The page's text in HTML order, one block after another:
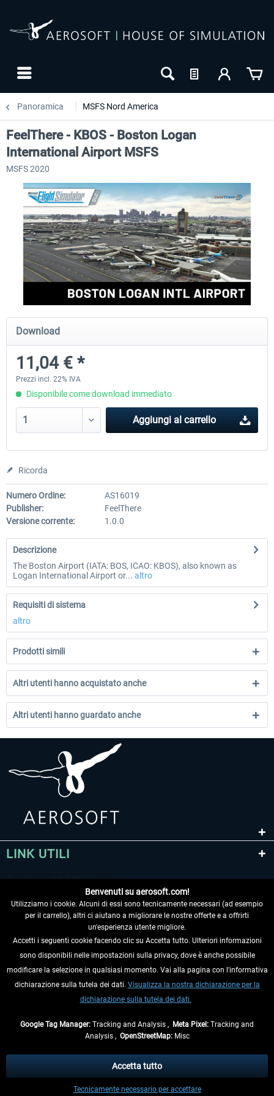
Panoramica MSFS Nord America
9,22 € *
FeelThere - KBOS - Boston Logan
International Airport MSFS
MSFS 2020
Download
11,04 € *
Prezzi incl. 22% IVA
Disponibile come download immediato
Aggiungi al carrello
Ricorda
Numero Ordine:
AS16019
Publisher:
FeelThere
Versione corrente:
1.0.0
Descrizione
The Boston Airport (IATA: BOS, ICAO: KBOS), also known as
Logan International Airport or... altro
Requisiti di sistema
altro
Prodotti simili
Altri utenti hanno acquistato anche
Altri utenti hanno guardato anche
LINK UTILI
RECEDERE DAL CONTRATTO
INFORMAZIONI
eventualmente le spese di spedizione, se non diversamente descritto.
** Riguarda le spedizioni al di fuori della Germania, i tempi di consegna per le
altre nazioni sono disponibili nelleinformazioni di spedizione
Benvenuti su aerosoft.com!
Utilizziamo i cookie. Alcuni di essi sono tecnicamente necessari (ad esempio
per il carrello), altri ci aiutano a migliorare le nostre offerte e a offrirti
un'esperienza utente migliore.
Accetti i seguenti cookie facendo clic su Accetta tutto. Ulteriori informazioni
sono disponibili nelle impostazioni sulla privacy, dove è anche possibile
modificare la selezione in qualsiasi momento. Vai alla pagina con l'informativa
dichiarazione sulla tutela dei dati. Visualizza la nostra dichiarazione per la
dichiarazione sulla tutela dei dati.
Google Tag Manager: Tracking and Analysis , Meta Pixel: Tracking and
Analysis , OpenStreetMap:Misc
Tecnicamente necessario per accettare
Accetta tutto